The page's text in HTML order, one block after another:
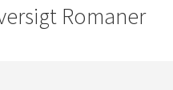
Romaner